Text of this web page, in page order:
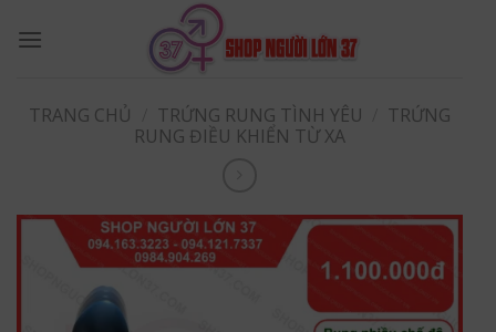
TRANG CHỦ
TRỨNG RUNG TÌNH YÊU
TRỨNG
RUNG ĐIỀU KHIỂN TỪ XA